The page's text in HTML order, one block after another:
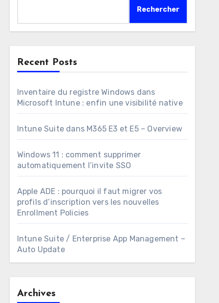
Rechercher
Recent Posts
Inventaire du registre Windows dans
Microsoft Intune : enfin une visibilité native
Intune Suite dans M365 E3 et E5 – Overview
Windows 11 : comment supprimer
automatiquement l’invite SSO
Apple ADE : pourquoi il faut migrer vos
profils d’inscription vers les nouvelles
Enrollment Policies
Intune Suite / Enterprise App Management –
Auto Update
Archives